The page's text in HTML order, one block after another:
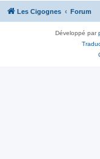
Les Cigognes Forum
Développé par